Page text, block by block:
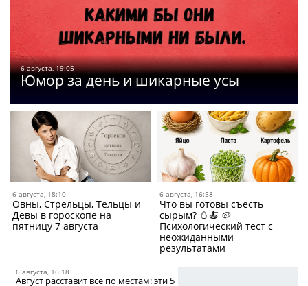
6 августа, 19:05
Юмор за день и шикарные усы
6 августа, 18:10
Овны, Стрельцы, Тельцы и
Девы в гороскопе на
пятницу 7 августа
6 августа, 16:58
Что вы готовы съесть
сырым? 🥚🍝 🥔
Психологический тест с
неожиданными
результатами
6 августа, 16:18
Август расставит все по местам: эти 5